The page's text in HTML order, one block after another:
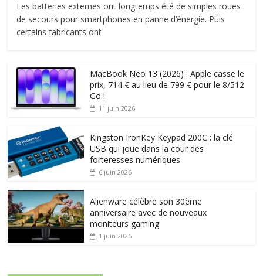
Les batteries externes ont longtemps été de simples roues
de secours pour smartphones en panne d’énergie. Puis
certains fabricants ont
MacBook Neo 13 (2026) : Apple casse le
prix, 714 € au lieu de 799 € pour le 8/512
Go !
11 juin 2026
Kingston IronKey Keypad 200C : la clé
USB qui joue dans la cour des
forteresses numériques
6 juin 2026
Alienware célèbre son 30ème
anniversaire avec de nouveaux
moniteurs gaming
1 juin 2026